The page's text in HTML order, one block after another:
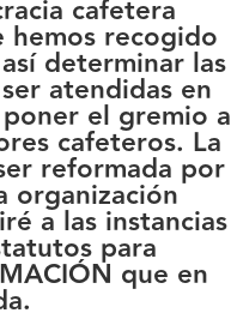
cafetera
hemos recogido
determinar las
atendidas en
el gremio a
cafeteros. La
reformada por
organización
a las instancias
para
que en